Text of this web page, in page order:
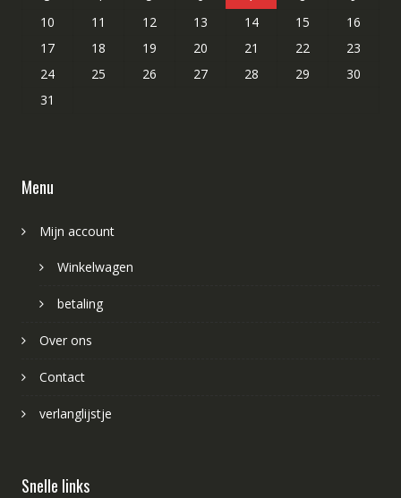
10
11 12 13 14 15
16
17
18 19 20 21 22
23
24
25 26 27 28 29
30
31
Menu
Mijn account
Winkelwagen
betaling
Over ons
Contact
verlanglijstje
Snelle links